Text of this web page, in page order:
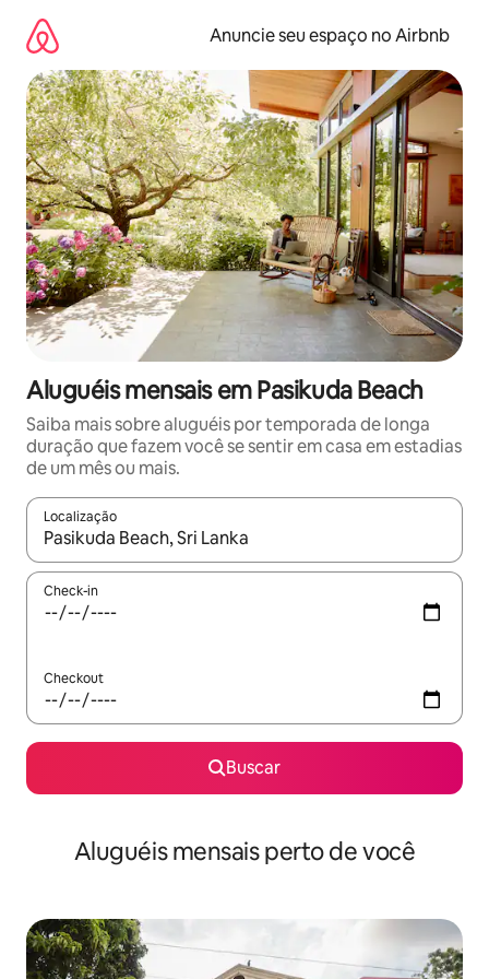
para
conteúdo
Anuncie seu espaço no Airbnb
Aluguéis mensais em Pasikuda Beach
Saiba mais sobre aluguéis por temporada de longa
duração que fazem você se sentir em casa em estadias
de um mês ou mais.
Localização
Quando os resultados estiverem disponíveis, explore-os
Check-in
Checkout
Buscar
Aluguéis mensais perto de você